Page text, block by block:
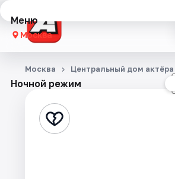
Меню
Москва
Концерты
Стендап
Ночной режим
Москва Центральный дом актёра